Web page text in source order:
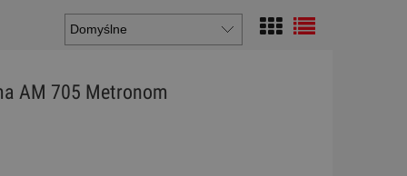
AM 705 Metronom